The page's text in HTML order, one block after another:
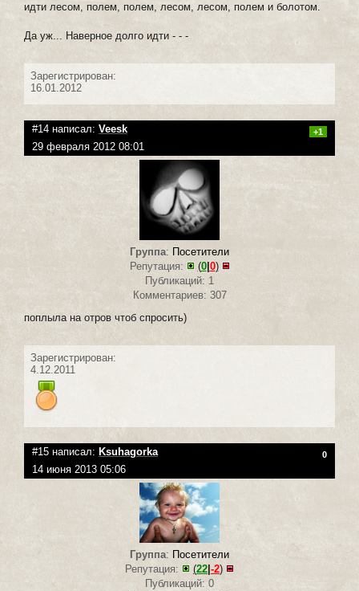
идти лесом, полем, полем, лесом, лесом, полем и болотом.
Да уж... Наверное долго идти - - -
Зарегистрирован:
16.01.2012
#14 написал: Veesk +1
29 февраля 2012 08:01
Группа: Посетители
Репутация:
(0| 0)
Публикаций: 1
Комментариев: 307
поплыла на отров чтоб спросить)
Зарегистрирован:
4.12.2011
#15 написал: Ksuhagorka 0
14 июня 2013 05:06
Группа: Посетители
Репутация:
(22 -2)
Публикаций: 0